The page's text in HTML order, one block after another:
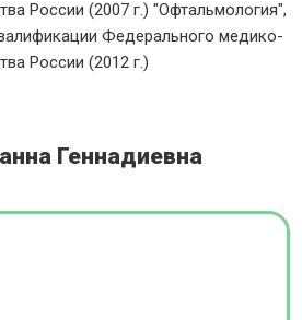
России (2007 г.) "Офтальмология",
Федерального медико-
России (2012 г.)
Геннадиевна